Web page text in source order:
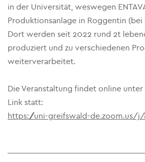
in der Universität, weswegen
Produktionsanlage in Roggentin (bei
Dort werden seit 2022 rund 2t
produziert und zu verschiedenen
weiterverarbeitet.
Die Veranstaltung findet online
Link statt:
https://uni-greifswald-de.zoom.us/j/